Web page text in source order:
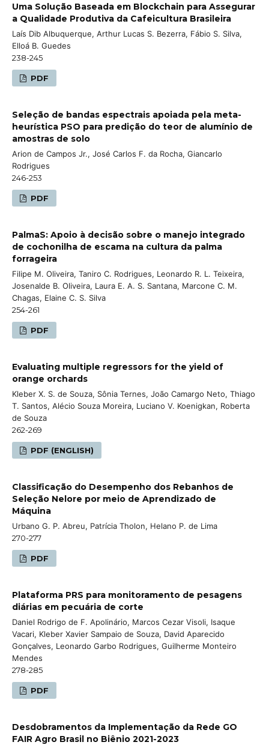
Uma Solução Baseada em Blockchain para Assegurar
a Qualidade Produtiva da Cafeicultura Brasileira
Laís Dib Albuquerque, Arthur Lucas S. Bezerra, Fábio S. Silva,
Elloá B. Guedes
238-245
PDF
Seleção de bandas espectrais apoiada pela meta-
heurística PSO para predição do teor de alumínio de
amostras de solo
Arion de Campos Jr., José Carlos F. da Rocha, Giancarlo
Rodrigues
246-253
PDF
PalmaS: Apoio à decisão sobre o manejo integrado
de cochonilha de escama na cultura da palma
forrageira
Filipe M. Oliveira, Taniro C. Rodrigues, Leonardo R. L. Teixeira,
Josenalde B. Oliveira, Laura E. A. S. Santana, Marcone C. M.
Chagas, Elaine C. S. Silva
254-261
PDF
Evaluating multiple regressors for the yield of
orange orchards
Kleber X. S. de Souza, Sônia Ternes, João Camargo Neto, Thiago
T. Santos, Alécio Souza Moreira, Luciano V. Koenigkan, Roberta
de Souza
262-269
PDF (ENGLISH)
Classificação do Desempenho dos Rebanhos de
Seleção Nelore por meio de Aprendizado de
Máquina
Urbano G. P. Abreu, Patrícia Tholon, Helano P. de Lima
270-277
PDF
Plataforma PRS para monitoramento de pesagens
diárias em pecuária de corte
Daniel Rodrigo de F. Apolinário, Marcos Cezar Visoli, Isaque
Vacari, Kleber Xavier Sampaio de Souza, David Aparecido
Gonçalves, Leonardo Garbo Rodrigues, Guilherme Monteiro
Mendes
278-285
PDF
Desdobramentos da Implementação da Rede GO
FAIR Agro Brasil no Biênio 2021-2023